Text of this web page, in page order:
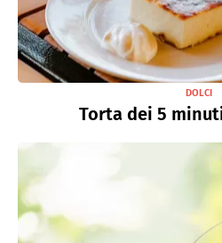
DOLCI
Torta dei 5